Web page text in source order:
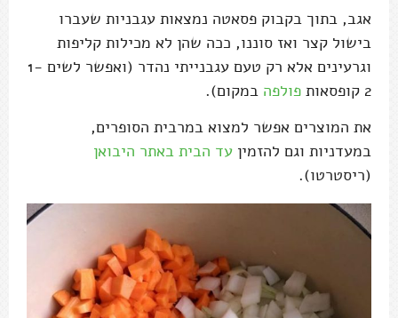
אגב, בתוך בקבוק פסאטה נמצאות עגבניות שעברו
בישול קצר ואז סוננו, ככה שהן לא מכילות קליפות
וגרעינים אלא רק טעם עגבנייתי נהדר (ואפשר לשים 1-
2 קופסאות
פולפה במקום).
את המוצרים אפשר למצוא במרבית הסופרים,
במעדניות וגם להזמין עד הבית באתר היבואן
(ריסטרטו).